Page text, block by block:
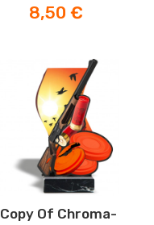
Preis
8,50 €
Copy Of Chroma-